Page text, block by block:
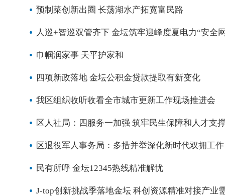
预制菜创新出圈 长荡湖水产拓宽富民路
人巡+智巡双管齐下 金坛筑牢迎峰度夏电力“安全
巾帼润家事 天平护家和
四项新政落地 金坛公积金贷款提取有新变化
我区组织收听收看全市城市更新工作现场推进会
区人社局：四服务一加强 筑牢民生保障和人才支
区退役军人事务局：多措并举深化新时代双拥工作
民有所呼 金坛12345热线精准解忧
J-top创新挑战季落地金坛 科创资源精准对接产业